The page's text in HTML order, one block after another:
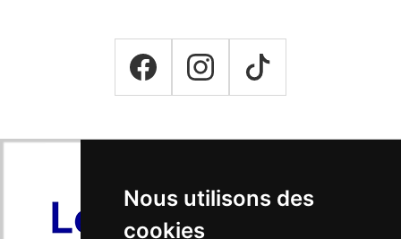
Nous utilisons des
cookies